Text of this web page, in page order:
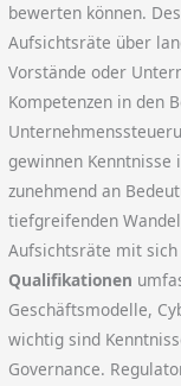
bewerten können.
Aufsichtsräte über
Vorstände oder
Kompetenzen in den
gewinnen
zunehmend an
tiefgreifenden
Aufsichtsräte mit
Qualifikationen
Geschäftsmodelle,
wichtig sind
Governance.